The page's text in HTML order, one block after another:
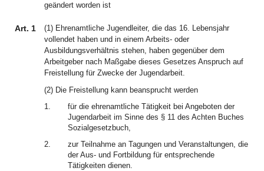
geändert worden ist
Art. 1
(1) Ehrenamtliche Jugendleiter, die das 16. Lebensjahr
vollendet haben und in einem Arbeits- oder
Ausbildungsverhältnis stehen, haben gegenüber dem
Arbeitgeber nach Maßgabe dieses Gesetzes Anspruch auf
Freistellung für Zwecke der Jugendarbeit.
(2) Die Freistellung kann beansprucht werden
1.
für die ehrenamtliche Tätigkeit bei Angeboten der
Jugendarbeit im Sinne des § 11 des Achten Buches
Sozialgesetzbuch,
2.
zur Teilnahme an Tagungen und Veranstaltungen, die
der Aus- und Fortbildung für entsprechende
Tätigkeiten dienen.